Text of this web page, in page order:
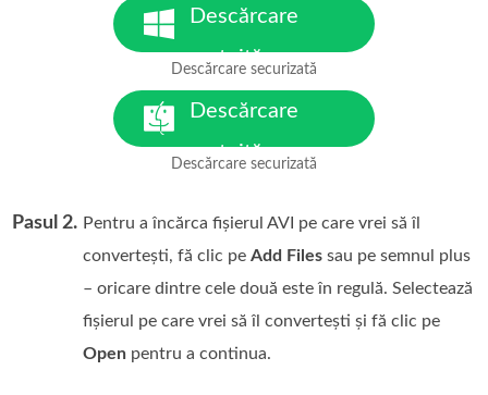
Descărcare
gratuită
Descărcare securizată
Descărcare
gratuită
Descărcare securizată
Pasul 2. Pentru a încărca fișierul AVI pe care vrei să îl
convertești, fă clic peAdd Files sau pe semnul plus
– oricare dintre cele două este în regulă. Selectează
fișierul pe care vrei să îl convertești și fă clic pe
Open pentru a continua.